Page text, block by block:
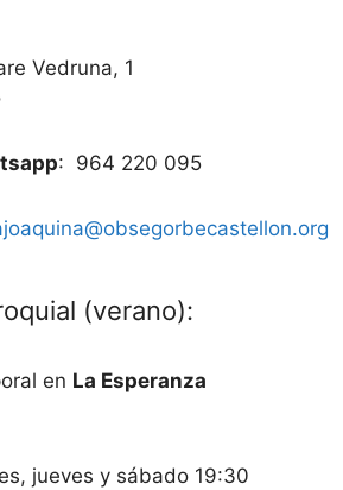
Vedruna, 1
: 964 220 095
(verano):
en La Esperanza
jueves y sábado 19:30